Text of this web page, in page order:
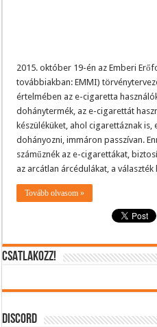
2015. október 19-én az Emberi
továbbiakban: EMMI)
értelmében az e-cigaretta
dohánytermék, az e-cigarettát
készüléküket, ahol cigarettáznak is,
dohányozni, immáron passzívan.
száműznék az e-cigarettákat,
az arcátlan árcédulákat, a választék
Tovább olvasom »
CSATLAKOZZ!
DISCORD